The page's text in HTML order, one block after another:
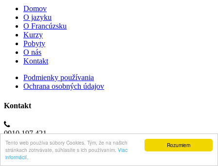
Rozumiem
Tento web používa súbory Cookies. Tým, že na našich
stránkach zotrvávate, súhlasíte s ich používaním. Viac
informácií.
Domov
O jazyku
O Francúzsku
Kurzy
Pobyty
O nás
Kontakt
Podmienky používania
Ochrana osobných údajov
Kontakt
0910 197 421
info@francuzstina.eu